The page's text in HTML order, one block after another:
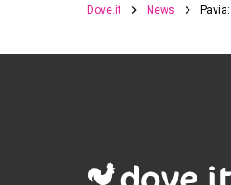
Dove.it News